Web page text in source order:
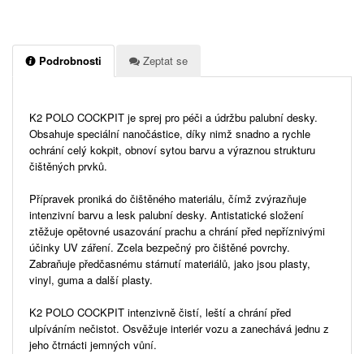
Podrobnosti Zeptat se
K2 POLO COCKPIT je sprej pro péči a údržbu palubní desky.
Obsahuje speciální nanočástice, díky nimž snadno a rychle
ochrání celý kokpit, obnoví sytou barvu a výraznou strukturu
čištěných prvků.
Přípravek proniká do čištěného materiálu, čímž zvýrazňuje
intenzivní barvu a lesk palubní desky. Antistatické složení
ztěžuje opětovné usazování prachu a chrání před nepříznivými
účinky UV záření. Zcela bezpečný pro čištěné povrchy.
Zabraňuje předčasnému stárnutí materiálů, jako jsou plasty,
vinyl, guma a další plasty.
K2 POLO COCKPIT intenzivně čistí, leští a chrání před
ulpíváním nečistot. Osvěžuje interiér vozu a zanechává jednu z
jeho čtrnácti jemných vůní.